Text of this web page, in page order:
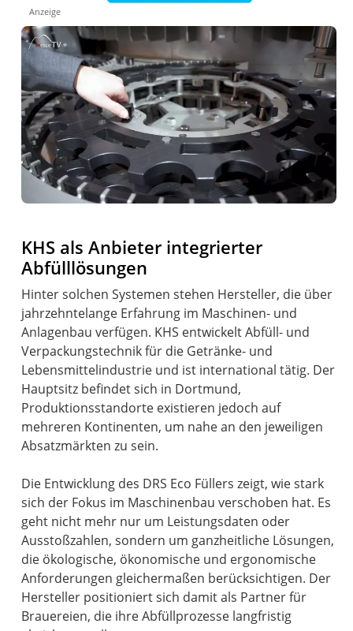
Anzeige
KHS als Anbieter integrierter
Abfülllösungen
Hinter solchen Systemen stehen Hersteller, die über
jahrzehntelange Erfahrung im Maschinen- und
Anlagenbau verfügen. KHS entwickelt Abfüll- und
Verpackungstechnik für die Getränke- und
Lebensmittelindustrie und ist international tätig. Der
Hauptsitz befindet sich in Dortmund,
Produktionsstandorte existieren jedoch auf
mehreren Kontinenten, um nahe an den jeweiligen
Absatzmärkten zu sein.
Die Entwicklung des DRS Eco Füllers zeigt, wie stark
sich der Fokus im Maschinenbau verschoben hat. Es
geht nicht mehr nur um Leistungsdaten oder
Ausstoßzahlen, sondern um ganzheitliche Lösungen,
die ökologische, ökonomische und ergonomische
Anforderungen gleichermaßen berücksichtigen. Der
Hersteller positioniert sich damit als Partner für
Brauereien, die ihre Abfüllprozesse langfristig